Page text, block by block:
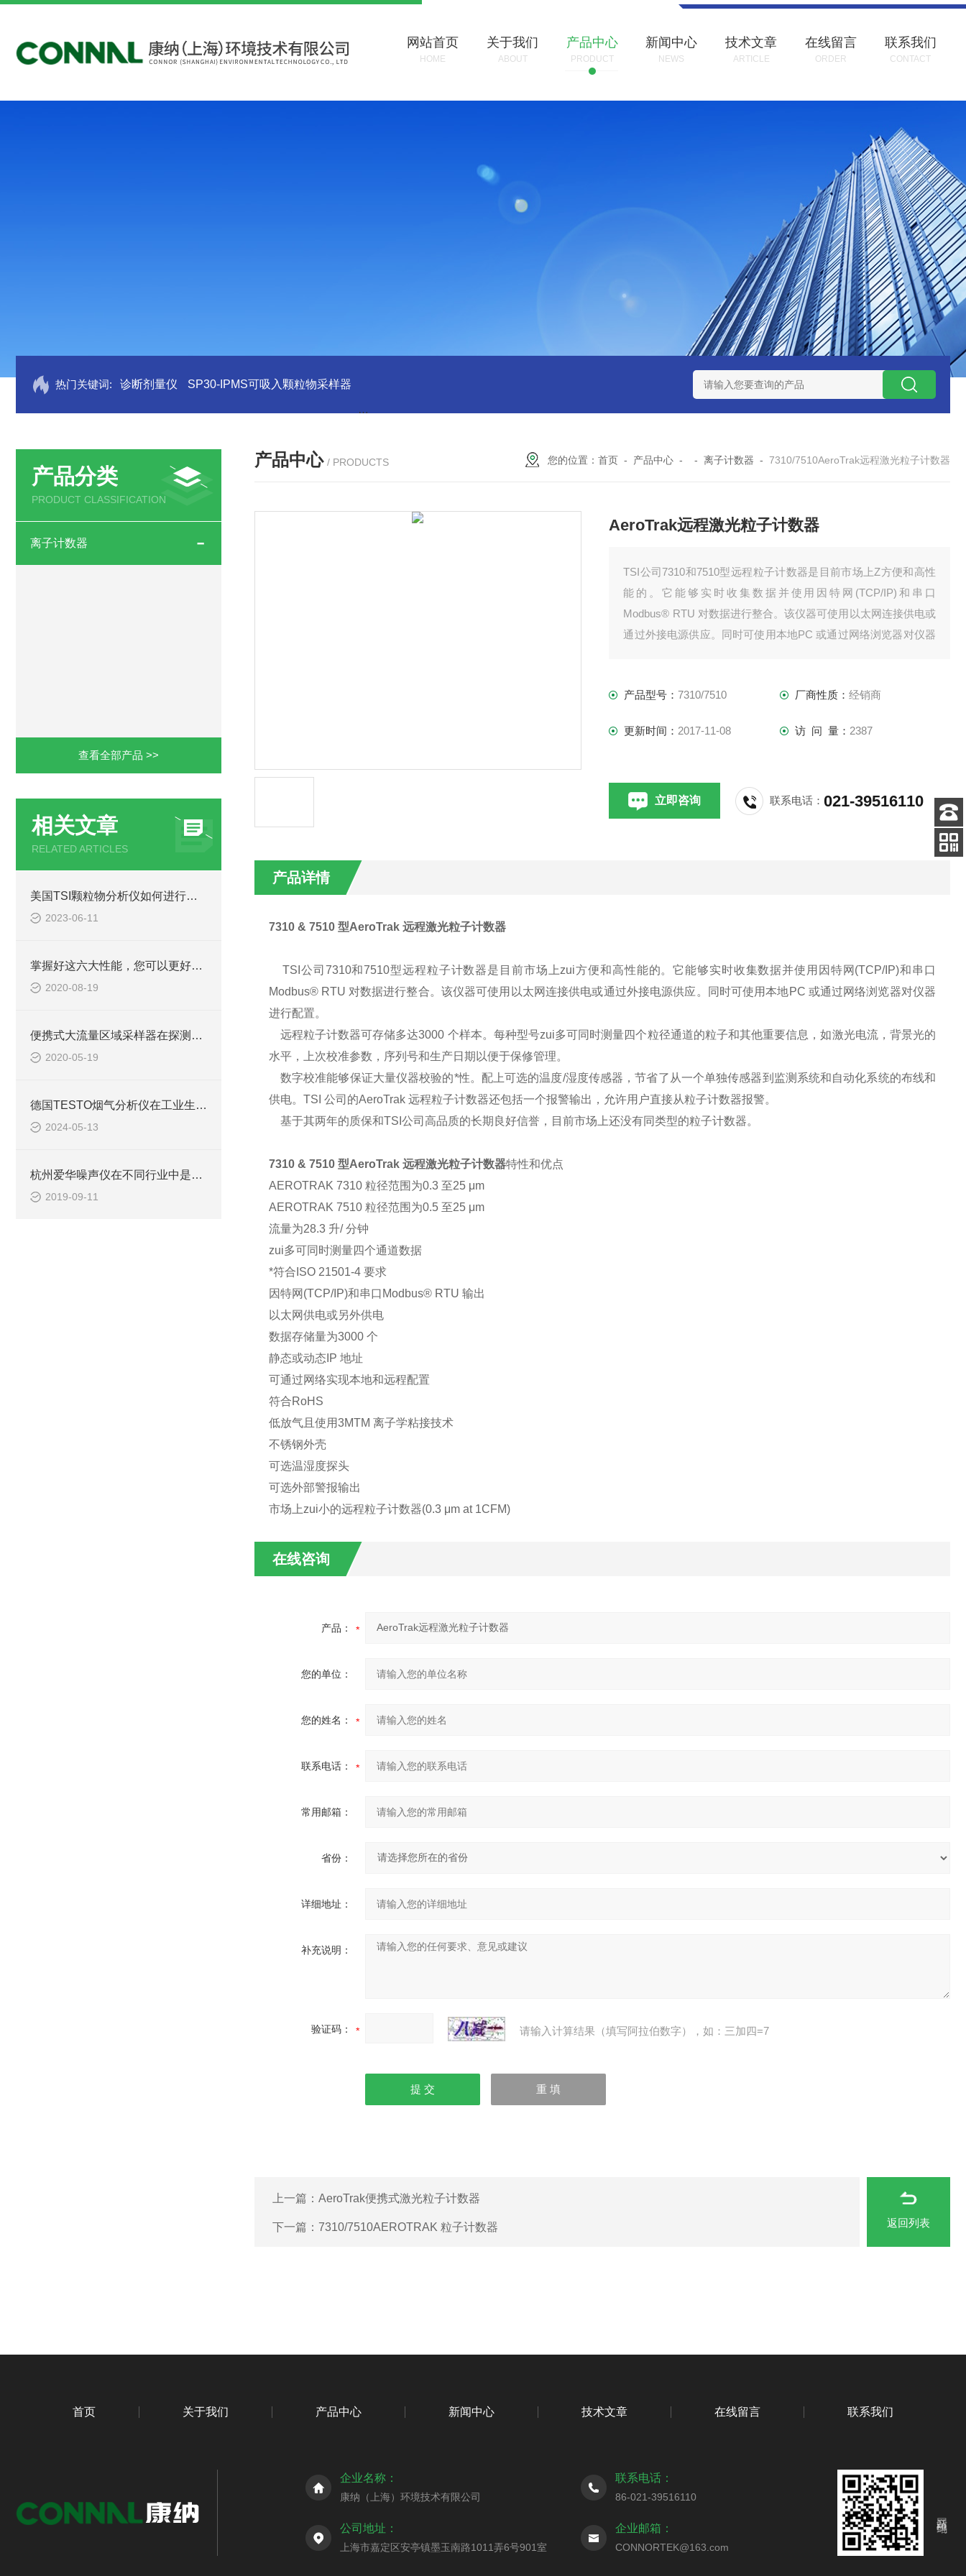
网站首页
HOME
关于我们
ABOUT
产品中心
PRODUCT
新闻中心
NEWS
技术文章
ARTICLE
在线留言
ORDER
联系我们
CONTACT
热门关键词: 诊断剂量仪 SP30-IPMS可吸入颗粒物采样器 CQB300数字恒流矿用防爆个体空气采样器 CQB1500数字恒流防爆矿用
产品分类
PRODUCT CLASSIFICATION
离子计数器
查看全部产品 >>
相关文章
RELATED ARTICLES
美国TSI颗粒物分析仪如何进行故障排除和维修？
2023-06-11
掌握好这六大性能，您可以更好的使用电磁辐射分析仪
2020-08-19
便携式大流量区域采样器在探测上采用了什么原理？
2020-05-19
德国TESTO烟气分析仪在工业生产中的实用性分析
2024-05-13
杭州爱华噪声仪在不同行业中是如何进行测量的？
2019-09-11
产品中心 / PRODUCTS 您的位置： 首页 - 产品中心 - - 离子计数器 - 7310/7510AeroTrak远程激光粒子计数器
AeroTrak远程激光粒子计数器
TSI公司7310和7510型远程粒子计数器是目前市场上Z方便和高性
能的。它能够实时收集数据并使用因特网(TCP/IP)和串口
Modbus® RTU 对数据进行整合。该仪器可使用以太网连接供电或
通过外接电源供应。同时可使用本地PC 或通过网络浏览器对仪器
量四个粒径通道的粒子和其他重要信息，如激光电流，背景光的
产品型号：7310/7510 厂商性质： 经销商
更新时间： 2017-11-08 访 问 量： 2387
立即咨询 联系电话：021-39516110
产品详情
7310 & 7510 型AeroTrak 远程激光粒子计数器
TSI公司7310和7510型远程粒子计数器是目前市场上zui方便和高性能的。它能够实时收集数据并使用因特网(TCP/IP)和串口
Modbus® RTU 对数据进行整合。该仪器可使用以太网连接供电或通过外接电源供应。同时可使用本地PC 或通过网络浏览器对仪器
进行配置。
远程粒子计数器可存储多达3000 个样本。每种型号zui多可同时测量四个粒径通道的粒子和其他重要信息，如激光电流，背景光的
水平，上次校准参数，序列号和生产日期以便于保修管理。
数字校准能够保证大量仪器校验的*性。配上可选的温度/湿度传感器，节省了从一个单独传感器到监测系统和自动化系统的布线和
供电。TSI 公司的AeroTrak 远程粒子计数器还包括一个报警输出，允许用户直接从粒子计数器报警。
基于其两年的质保和TSI公司高品质的长期良好信誉，目前市场上还没有同类型的粒子计数器。
7310 & 7510 型AeroTrak 远程激光粒子计数器特性和优点
AEROTRAK 7310 粒径范围为0.3 至25 μm
AEROTRAK 7510 粒径范围为0.5 至25 μm
流量为28.3 升/ 分钟
zui多可同时测量四个通道数据
*符合ISO 21501-4 要求
因特网(TCP/IP)和串口Modbus® RTU 输出
以太网供电或另外供电
数据存储量为3000 个
静态或动态IP 地址
可通过网络实现本地和远程配置
符合RoHS
低放气且使用3MTM 离子学粘接技术
不锈钢外壳
可选温湿度探头
可选外部警报输出
市场上zui小的远程粒子计数器(0.3 μm at 1CFM)
在线咨询
产品：
您的单位：
您的姓名：
联系电话：
常用邮箱：
省份：
详细地址：
补充说明：
验证码： 请输入计算结果（填写阿拉伯数字），如：三加四=7
上一篇： AeroTrak便携式激光粒子计数器
下一篇： 7310/7510AEROTRAK 粒子计数器 返回列表
首页 关于我们 产品中心 新闻中心 技术文章 在线留言 联系我们
企业名称：
康纳（上海）环境技术有限公司
联系电话：
86-021-39516110
公司地址：
上海市嘉定区安亭镇墨玉南路1011弄6号901室
企业邮箱：
CONNORTEK@163.com
客服
电话